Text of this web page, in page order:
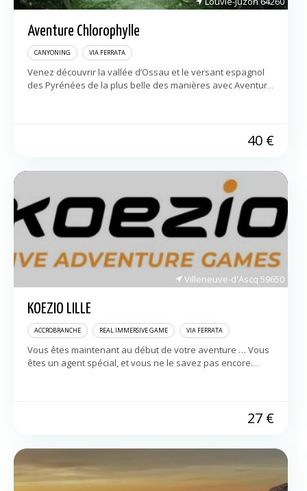
Aventure Chlorophylle
CANYONING VIA FERRATA
Venez découvrir la vallée d’Ossau et le versant espagnol
des Pyrénées de la plus belle des manières avec Aventure
40 €
Villeneuve-d'Ascq 59650
KOEZIO LILLE
ACCROBRANCHE REAL IMMERSIVE GAME VIA FERRATA
Vous êtes maintenant au début de votre aventure … Vous
êtes un agent spécial, et vous ne le savez pas encore.
27 €